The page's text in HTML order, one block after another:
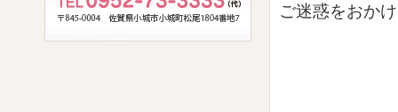
ご迷惑をおか